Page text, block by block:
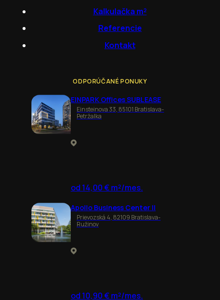
Kalkulačka m²
Referencie
Kontakt
ODPORÚČANÉ PONUKY
EINPARK Offices SUBLEASE
Einsteinova 33, 85101 Bratislava-
Petržalka
od 14,00 € m²/mes.
Apollo Business Center II
Prievozská 4, 82109 Bratislava-
Ružinov
od 10,90 € m²/mes.